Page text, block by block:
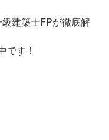
建築士FPが徹底解
です！